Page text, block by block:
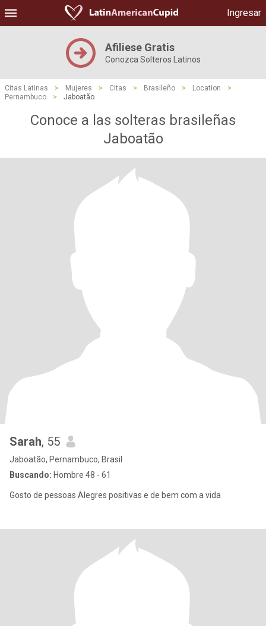
Ingresar
Afiliese Gratis
Conozca Solteros Latinos
Citas Latinas > Mujeres > Citas > Brasileño > Location
>
Pernambuco
> Jaboatão
Conoce a las solteras brasileñas
Jaboatão
Sarah, 55
Jaboatão, Pernambuco, Brasil
Buscando: Hombre 48 - 61
Gosto de pessoas Alegres positivas e de bem com a vida